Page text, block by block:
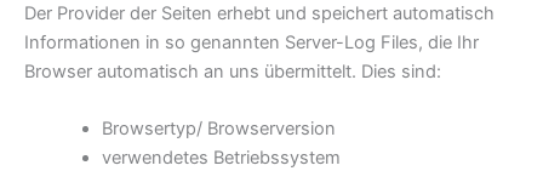
Der Provider der Seiten erhebt und speichert automatisch
Informationen in so genannten Server-Log Files, die Ihr
Browser automatisch an uns übermittelt. Dies sind:
Browsertyp/ Browserversion
verwendetes Betriebssystem